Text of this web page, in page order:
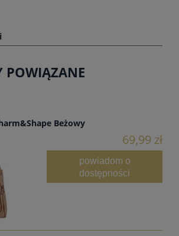
POWIĄZANE
Beżowy
69,99 zł
powiadom o
dostępności